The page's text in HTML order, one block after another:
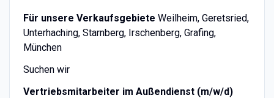
Für unsere Verkaufsgebiete Weilheim, Geretsried,
Unterhaching, Starnberg, Irschenberg, Grafing,
München
Suchen wir
Vertriebsmitarbeiter im Außendienst (m/w/d)